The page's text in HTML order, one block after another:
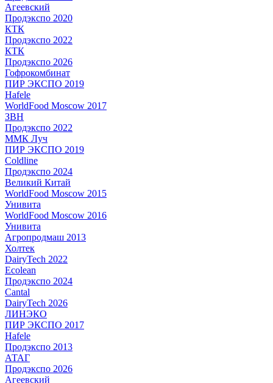
Агеевский
Продэкспо 2020
КТК
Продэкспо 2022
КТК
Продэкспо 2026
Гофрокомбинат
ПИР ЭКСПО 2019
Hafele
WorldFood Moscow 2017
ЗВН
Продэкспо 2022
ММК Луч
ПИР ЭКСПО 2019
Coldline
Продэкспо 2024
Великий Китай
WorldFood Moscow 2015
Унивита
WorldFood Moscow 2016
Унивита
Агропродмаш 2013
Холтек
DairyTech 2022
Ecolean
Продэкспо 2024
Cantal
DairyTech 2026
ЛИНЭКО
ПИР ЭКСПО 2017
Hafele
Продэкспо 2013
АТАГ
Продэкспо 2026
Агеевский